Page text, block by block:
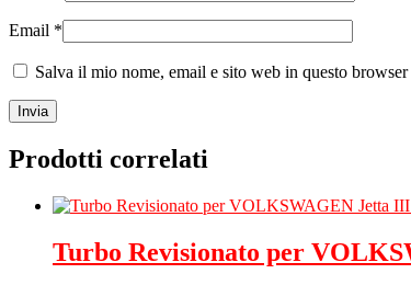
Email *
Salva il mio nome, email e sito web in questo
Prodotti correlati
Turbo Revisionato per